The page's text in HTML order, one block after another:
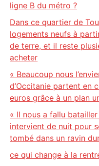
ligne B du métro ?
Dans ce quartier de
logements neufs à
de terre, et il reste
acheter
« Beaucoup nous
d’Occitanie partent en
euros grâce à un plan
« Il nous a fallu
intervient de nuit pour
tombé dans un ravin
ce qui change à la